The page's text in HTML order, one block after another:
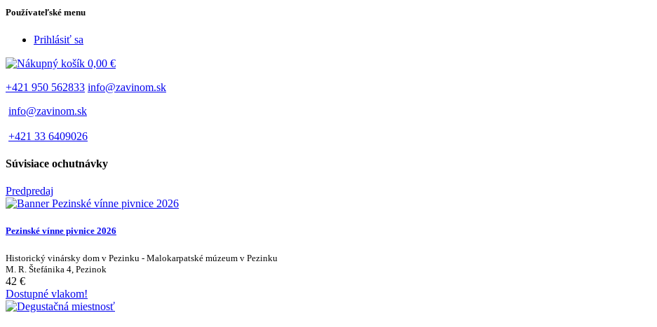
Používateľské menu
Prihlásiť sa
0,00 €
+421 950 562833 info@zavinom.sk
info@zavinom.sk
+421 33 6409026
Súvisiace ochutnávky
Predpredaj
Pezinské vínne pivnice 2026
Historický vinársky dom v Pezinku - Malokarpatské múzeum v Pezinku
M. R. Štefánika 4, Pezinok
42 €
Dostupné vlakom!